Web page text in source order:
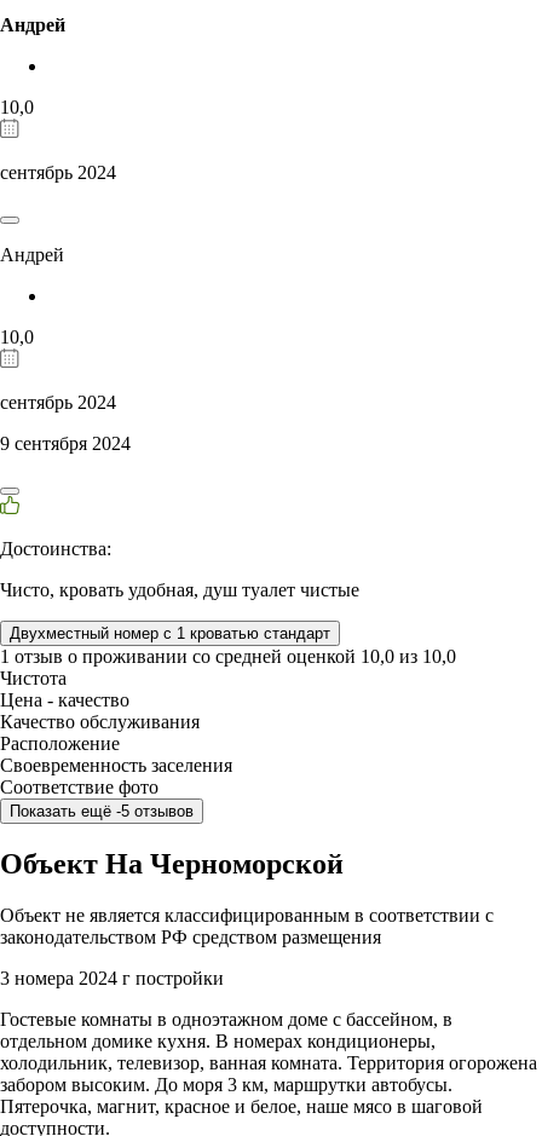
Андрей
10,0
сентябрь 2024
Андрей
10,0
сентябрь 2024
9 сентября 2024
Достоинства:
Чисто, кровать удобная, душ туалет чистые
Двухместный номер с 1 кроватью стандарт
1 отзыв о проживании со средней оценкой 10,0 из 10,0
Чистота
Цена - качество
Качество обслуживания
Расположение
Своевременность заселения
Соответствие фото
Показать ещё -5 отзывов
Объект На Черноморской
Объект не является классифицированным в соответствии с
законодательством РФ средством размещения
3 номера 2024 г постройки
Гостевые комнаты в одноэтажном доме с бассейном, в
отдельном домике кухня. В номерах кондиционеры,
холодильник, телевизор, ванная комната. Территория огорожена
забором высоким. До моря 3 км, маршрутки автобусы.
Пятерочка, магнит, красное и белое, наше мясо в шаговой
доступности.